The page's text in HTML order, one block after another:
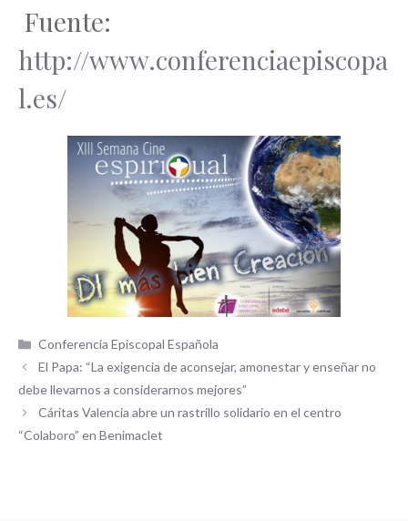
Fuente:
http://www.conferenciaepiscopa
l.es/
Categorías
Conferencia Episcopal Española
El Papa: “La exigencia de aconsejar, amonestar y enseñar no
debe llevarnos a considerarnos mejores”
Cáritas Valencia abre un rastrillo solidario en el centro
“Colaboro” en Benimaclet